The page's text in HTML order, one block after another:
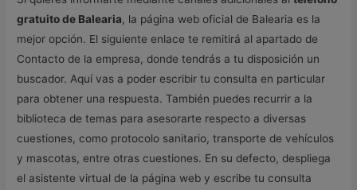
gratuito de Balearia, la página web oficial de Balearia es la
mejor opción. El siguiente enlace te remitirá al apartado de
Contacto de la empresa, donde tendrás a tu disposición un
buscador. Aquí vas a poder escribir tu consulta en particular
para obtener una respuesta. También puedes recurrir a la
biblioteca de temas para asesorarte respecto a diversas
cuestiones, como protocolo sanitario, transporte de vehículos
y mascotas, entre otras cuestiones. En su defecto, despliega
el asistente virtual de la página web y escribe tu consulta